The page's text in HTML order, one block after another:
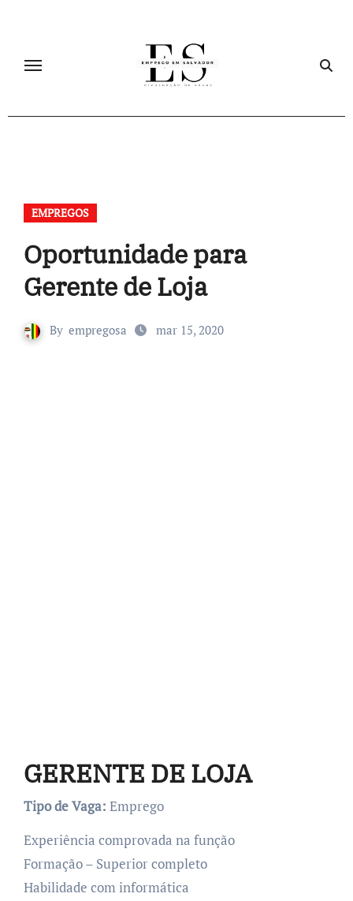
EMPREGOS
Oportunidade para
Gerente de Loja
By empregosa mar 15, 2020
GERENTE DE LOJA
Tipo de Vaga: Emprego
Experiência comprovada na função
Formação – Superior completo
Habilidade com informática